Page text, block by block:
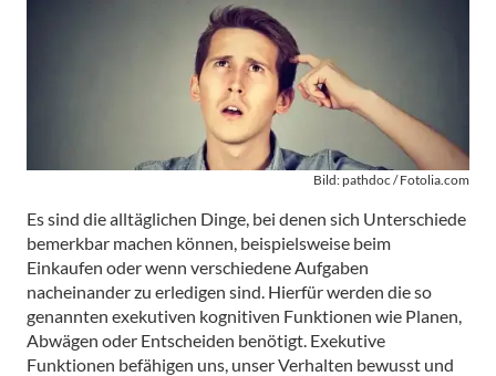
Bild: pathdoc / Fotolia.com
Es sind die alltäglichen Dinge, bei denen sich Unterschiede
bemerkbar machen können, beispielsweise beim
Einkaufen oder wenn verschiedene Aufgaben
nacheinander zu erledigen sind. Hierfür werden die so
genannten exekutiven kognitiven Funktionen wie Planen,
Abwägen oder Entscheiden benötigt. Exekutive
Funktionen befähigen uns, unser Verhalten bewusst und